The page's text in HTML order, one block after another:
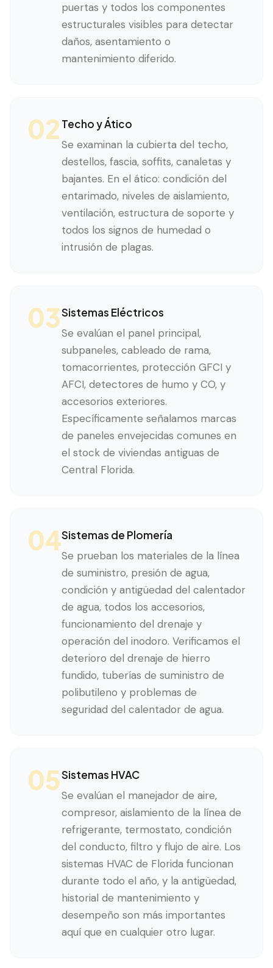
puertas y todos los componentes
estructurales visibles para detectar
daños, asentamiento o
mantenimiento diferido.
02 Techo y Ático
Se examinan la cubierta del techo,
destellos, fascia, soffits, canaletas y
bajantes. En el ático: condición del
entarimado, niveles de aislamiento,
ventilación, estructura de soporte y
todos los signos de humedad o
intrusión de plagas.
03Sistemas Eléctricos
Se evalúan el panel principal,
subpaneles, cableado de rama,
tomacorrientes, protección GFCI y
AFCI, detectores de humo y CO, y
accesorios exteriores.
Específicamente señalamos marcas
de paneles envejecidas comunes en
el stock de viviendas antiguas de
Central Florida.
04Sistemas de Plomería
Se prueban los materiales de la línea
de suministro, presión de agua,
condición y antigüedad del calentador
de agua, todos los accesorios,
funcionamiento del drenaje y
operación del inodoro. Verificamos el
deterioro del drenaje de hierro
fundido, tuberías de suministro de
polibutileno y problemas de
seguridad del calentador de agua.
05Sistemas HVAC
Se evalúan el manejador de aire,
compresor, aislamiento de la línea de
refrigerante, termostato, condición
del conducto, filtro y flujo de aire. Los
sistemas HVAC de Florida funcionan
durante todo el año, y la antigüedad,
historial de mantenimiento y
desempeño son más importantes
aquí que en cualquier otro lugar.